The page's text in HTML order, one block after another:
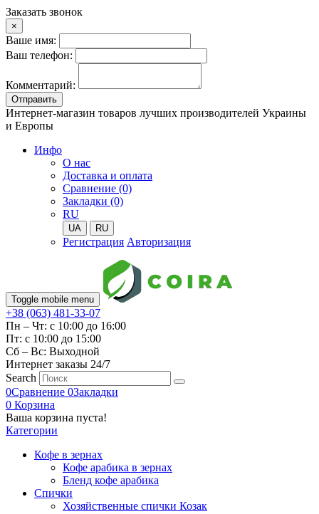
Заказать звонок
×
Ваше имя:
Ваш телефон:
Комментарий:
Отправить
Интернет-магазин товаров лучших производителей Украины
и Европы
Инфо
О нас
Доставка и оплата
Сравнение (0)
Закладки (0)
RU
UA RU
Регистрация Авторизация
Toggle mobile menu
+38 (063) 481-33-07
Пн – Чт: с 10:00 до 16:00
Пт: с 10:00 до 15:00
Сб – Вс: Выходной
Интернет заказы 24/7
Search
0Сравнение 0Закладки
0 Корзина
Ваша корзина пуста!
Категории
Кофе в зернах
Кофе арабика в зернах
Бленд кофе арабика
Спички
Хозяйственные спички Козак